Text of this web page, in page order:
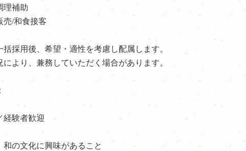
補助
/和食接客
採用後、希望・適性を考慮し配属します。
より、兼務していただく場合があります。
経験者歓迎
和の文化に興味があること